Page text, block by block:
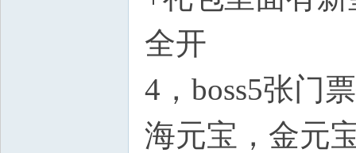
全开
4，boss5张门
海元宝，金元